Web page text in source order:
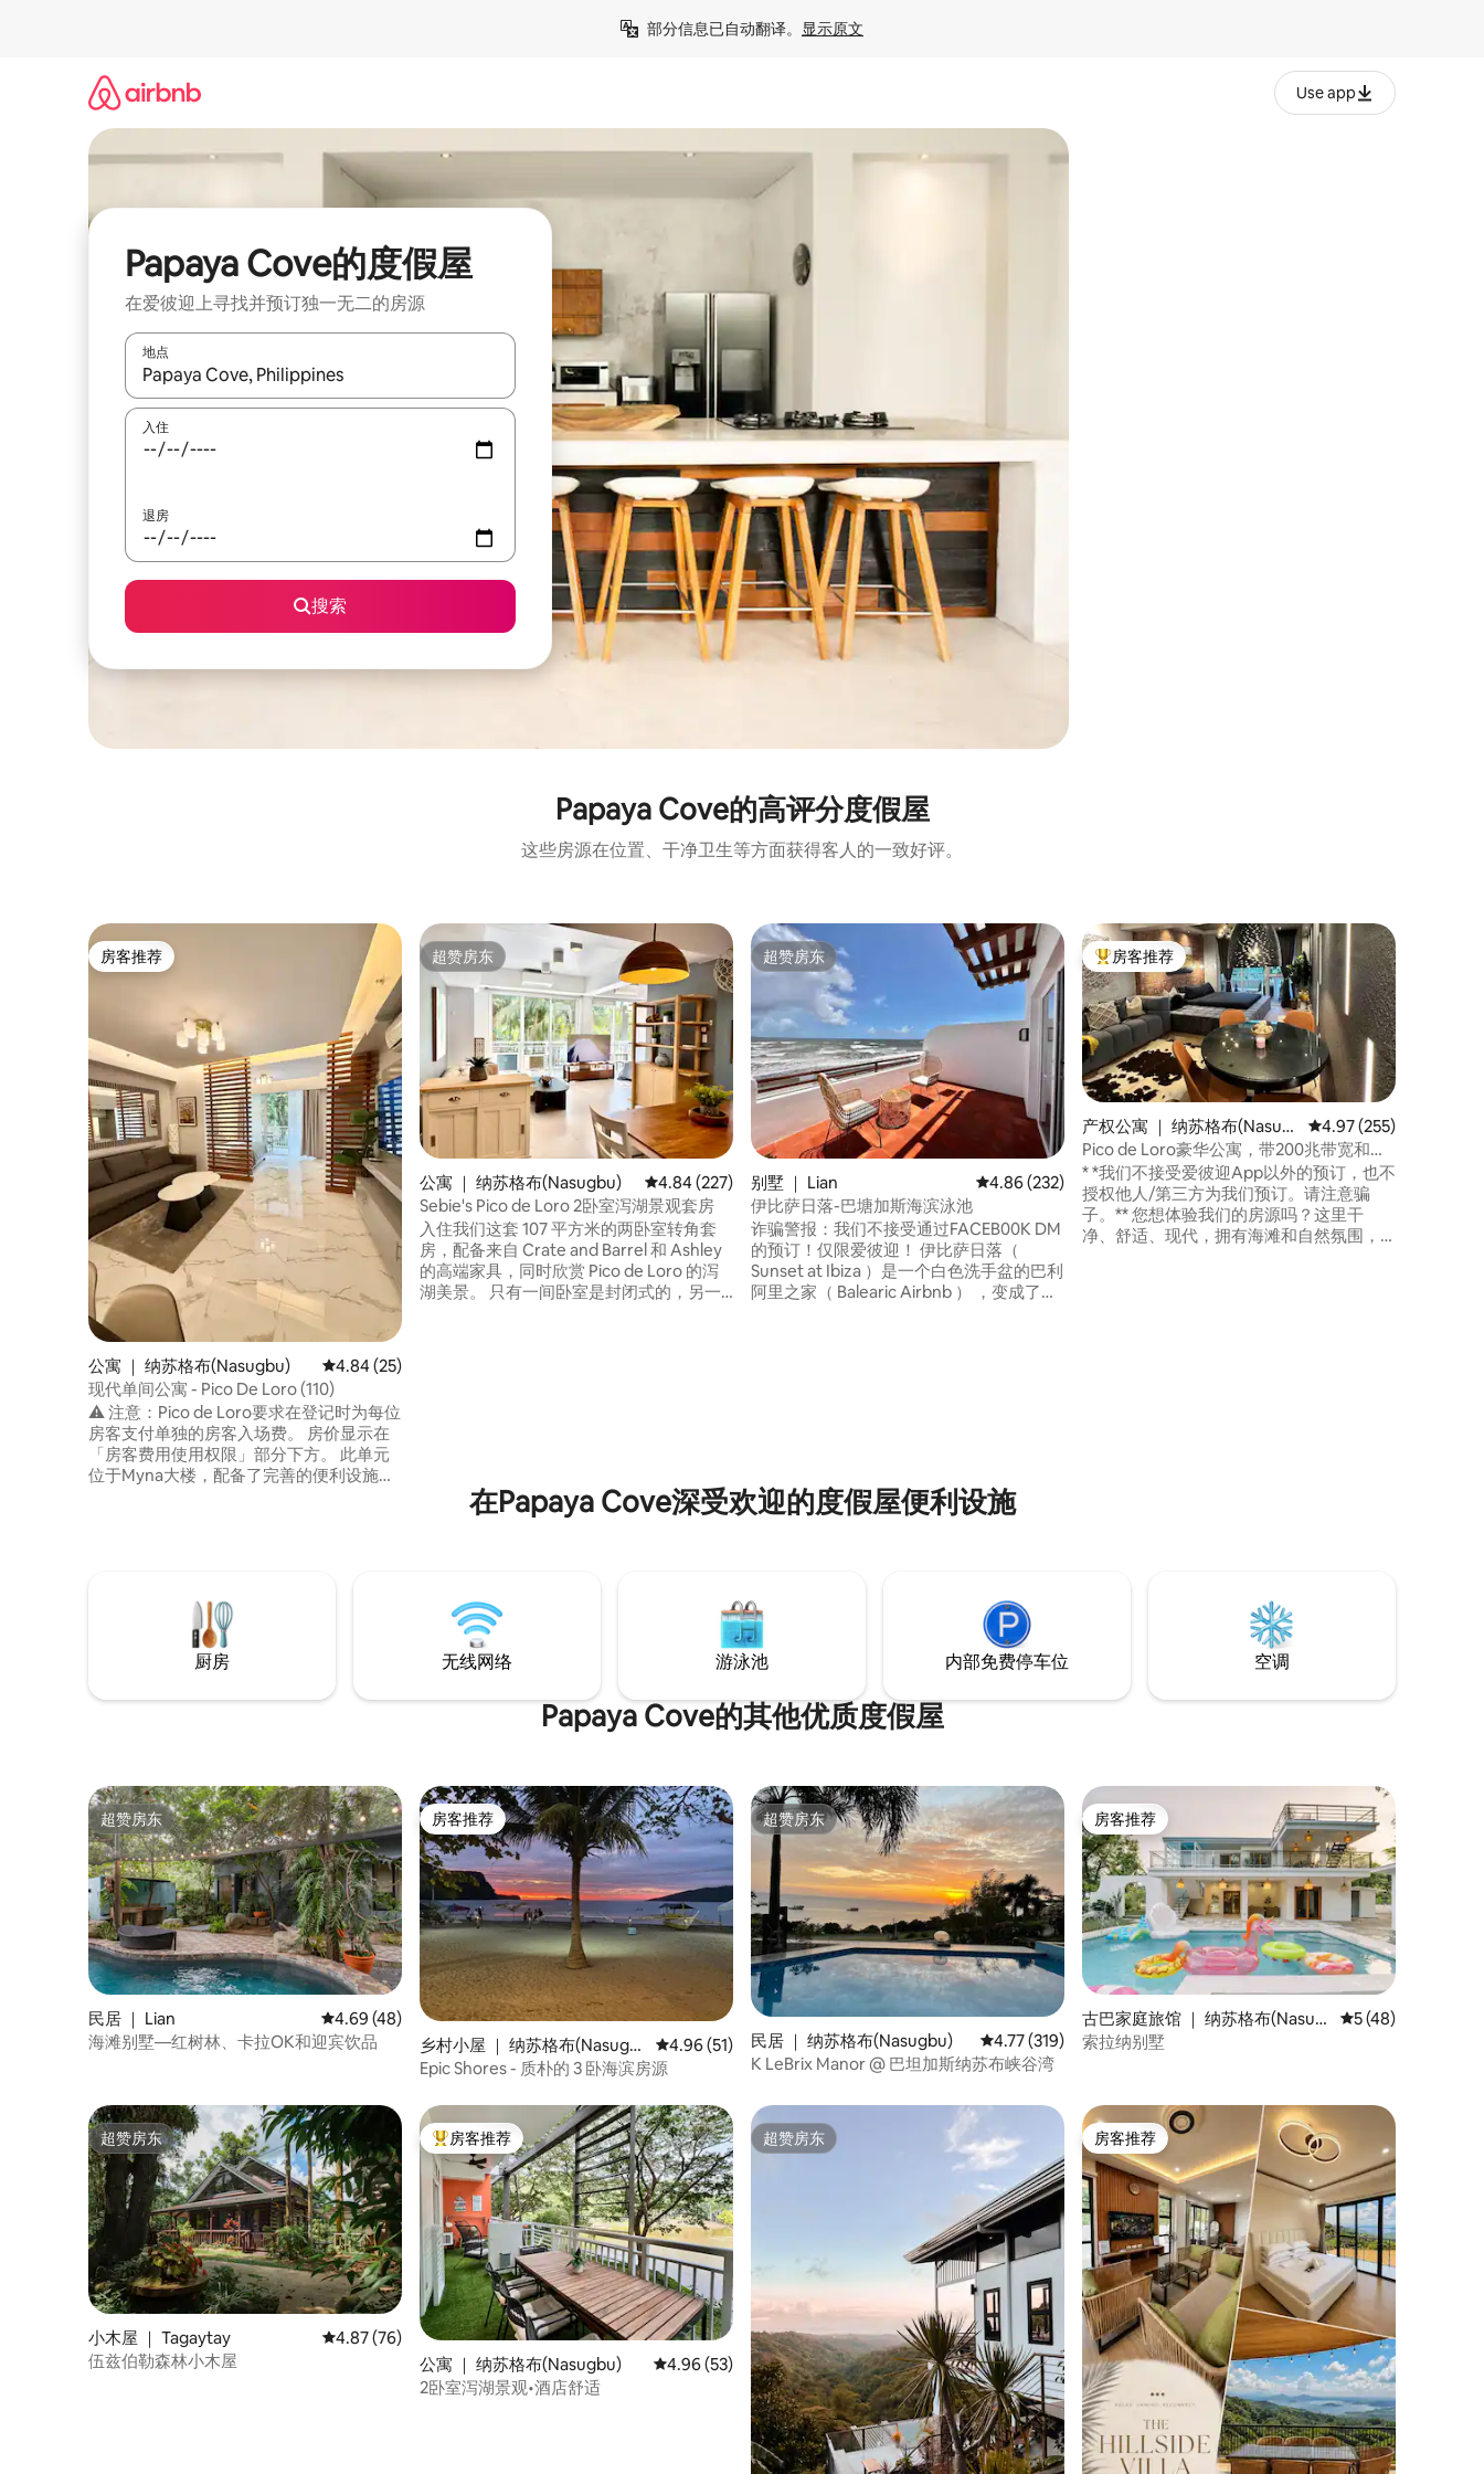
部分信息已自动翻译。 显示原文
Use app
Papaya Cove的度假屋
在爱彼迎上寻找并预订独一无二的房源
地点
如有搜索结果，请使用上下方向键查看，或通过点击或滑动手势浏览。
入住
退房
搜索
Papaya Cove的高评分度假屋
这些房源在位置、干净卫生等方面获得客人的一致好评。
房客推荐
房客推荐
公寓 ｜ 纳苏格布(Nasugbu) 平均评分 4.84 分（满分 5 分），共 25 条评价
4.84 (25)
现代单间公寓 - Pico De Loro (110)
⚠️ 注意：Pico de Loro要求在登记时为每位
房客支付单独的房客入场费。 房价显示在
「房客费用使用权限」部分下方。 此单元
位于Myna大楼，配备了完善的便利设施，
游戏和工作 设施齐全的厨房，配备烹饪必
需品 温馨的现代风格室内装潢
超赞房东
超赞房东
公寓 ｜ 纳苏格布(Nasugbu) 平均评分 4.84 分（满分 5 分），共 227 条评价
4.84 (227)
Sebie's Pico de Loro 2卧室泻湖景观套房
入住我们这套 107 平方米的两卧室转角套
房，配备来自 Crate and Barrel 和 Ashley
的高端家具，同时欣赏 Pico de Loro 的泻
湖美景。 只有一间卧室是封闭式的，另一
超赞房东
超赞房东
别墅 ｜ Lian 平均评分 4.86 分（满分 5 分），共 232 条评价
4.86 (232)
伊比萨日落-巴塘加斯海滨泳池
诈骗警报：我们不接受通过FACEB00K DM
的预订！仅限爱彼迎！ 伊比萨日落（
Sunset at Ibiza ）是一个白色洗手盆的巴利
阿里之家（ Balearic Airbnb ） ，变成了一
热门「房客推荐」
房客推荐
产权公寓 ｜ 纳苏格布(Nasug
bu)
平均评分 4.97 分（满
4.97 (255)
Pico de Loro豪华公寓，带200兆带宽和阳
台
* *我们不接受爱彼迎App以外的预订，也不
授权他人/第三方为我们预订。请注意骗
子。** 您想体验我们的房源吗？这里干
净、舒适、现代，拥有海滩和自然氛围，
在Papaya Cove深受欢迎的度假屋便利设施
厨房 无线网络 游泳池 内部免费停车位 空调
Papaya Cove的其他优质度假屋
超赞房东
超赞房东
民居 ｜ Lian 平均评分 4.69 分（满分 5 分），共 48 条评价
4.69 (48)
海滩别墅—红树林、卡拉OK和迎宾饮品
房客推荐
房客推荐
乡村小屋 ｜ 纳苏格布(Nasugb
u)
平均评分 4.96 分（满分 5 分），共 51 条评价
4.96 (51)
Epic Shores - 质朴的 3 卧海滨房源
超赞房东
超赞房东
民居 ｜ 纳苏格布(Nasugbu) 平均评分 4.77 分（满分 5 分），共 319 条评价
4.77 (319)
K LeBrix Manor @ 巴坦加斯纳苏布峡谷湾
房客推荐
房客推荐
古巴家庭旅馆 ｜ 纳苏格布(Nasug
bu)
平均评分 5 分（满
5 (48)
索拉纳别墅
超赞房东
超赞房东
小木屋 ｜ Tagaytay 平均评分 4.87 分（满分 5 分），共 76 条评价
4.87 (76)
伍兹伯勒森林小木屋
热门「房客推荐」
房客推荐
公寓 ｜ 纳苏格布(Nasugbu) 平均评分 4.96 分（满分 5 分），共 53 条评价
4.96 (53)
2卧室泻湖景观•酒店舒适
超赞房东
超赞房东 房客推荐
房客推荐